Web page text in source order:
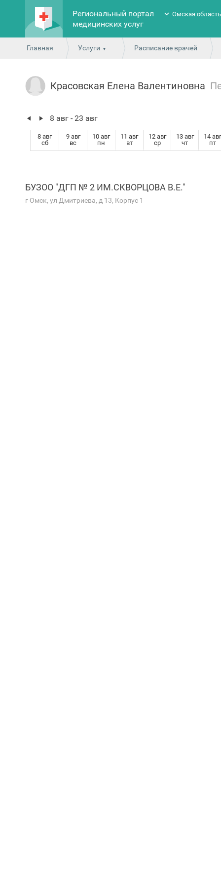
Региональный портал
медицинских услуг
Омская область
Главная Услуги Расписание врачей
Красовская Елена Валентиновна
8 авг - 23 авг
8 авг
сб
9 авг
вс
10 авг
пн
11 авг
вт
12 авг
ср
13 авг
чт
14 авг
пт
БУЗОО "ДГП № 2 ИМ.СКВОРЦОВА В.Е."
г Омск, ул Дмитриева, д 13, Корпус 1